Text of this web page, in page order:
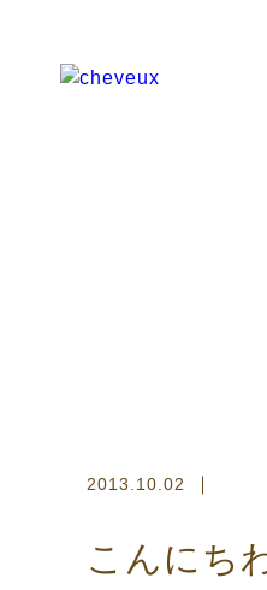
2013.10.02
こんにち